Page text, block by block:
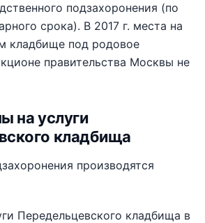
подзахоронения (по
срока). В 2017 г. места на
кладбище под родовое
правительства Москвы не
на услуги
кладбища
производятся
Передельцевского кладбища в